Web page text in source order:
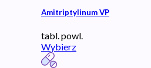
Amitriptylinum VP
tabl. powl.
Wybierz